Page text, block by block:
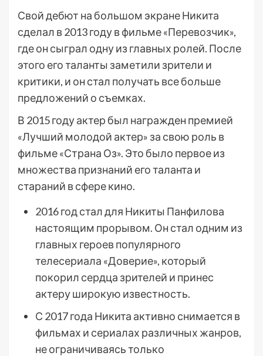
Свой дебют на большом экране Никита
сделал в 2013 году в фильме «Перевозчик»,
где он сыграл одну из главных ролей. После
этого его таланты заметили зрители и
критики, и он стал получать все больше
предложений о съемках.
В 2015 году актер был награжден премией
«Лучший молодой актер» за свою роль в
фильме «Страна Оз». Это было первое из
множества признаний его таланта и
стараний в сфере кино.
2016 год стал для Никиты Панфилова
настоящим прорывом. Он стал одним из
главных героев популярного
телесериала «Доверие», который
покорил сердца зрителей и принес
актеру широкую известность.
С 2017 года Никита активно снимается в
фильмах и сериалах различных жанров,
не ограничиваясь только